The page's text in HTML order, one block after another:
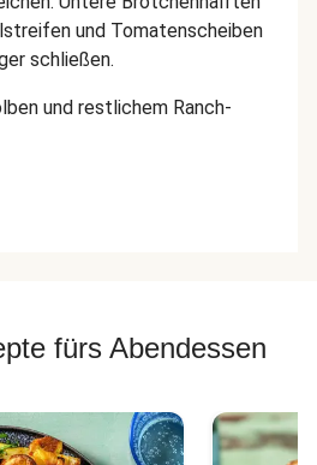
und Tomatenscheiben
schließen.
und restlichem Ranch-
fürs Abendessen